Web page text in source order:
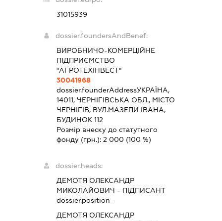
31015939
dossier.foundersAndBenef:
ВИРОБНИЧО-КОМЕРЦІЙНЕ
ПІДПРИЄМСТВО
"АГРОТЕХІНВЕСТ"
30041968
dossier.founderAddressУКРАЇНА,
14011, ЧЕРНІГІВСЬКА ОБЛ., МІСТО
ЧЕРНІГІВ, ВУЛ.МАЗЕПИ ІВАНА,
БУДИНОК 112
Розмір внеску до статутного
фонду (грн.): 2 000 (100 %)
dossier.heads:
ДЕМОТЯ ОЛЕКСАНДР
МИКОЛАЙОВИЧ - ПІДПИСАНТ
dossier.position -
ДЕМОТЯ ОЛЕКСАНДР